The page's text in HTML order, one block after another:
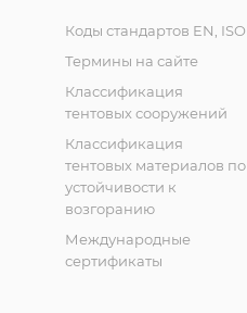
Коды стандартов EN, ISO
Термины на сайте
Классификация
тентовых сооружений
Классификация
тентовых материалов по
устойчивости к
возгоранию
Международные
сертификаты